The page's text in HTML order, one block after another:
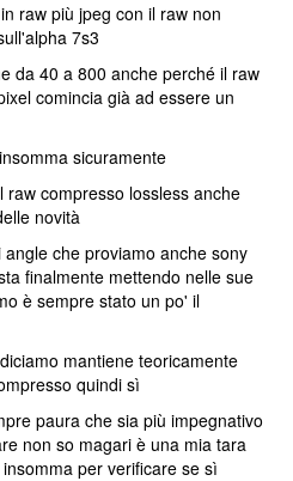
raw più jpeg con il raw non
7s3
da 40 a 800 anche perché il raw
comincia già ad essere un
sicuramente
compresso lossless anche
novità
che proviamo anche sony
finalmente mettendo nelle sue
è sempre stato un po' il
mantiene teoricamente
quindi sì
paura che sia più impegnativo
non so magari è una mia tara
per verificare se sì